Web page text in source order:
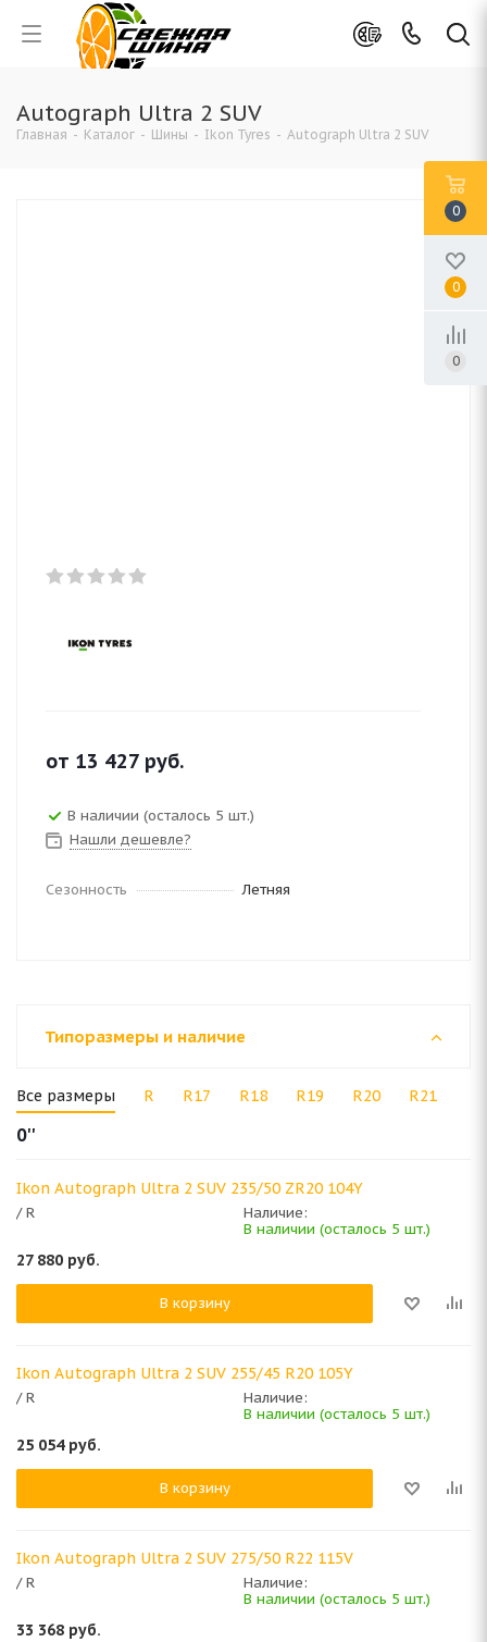
Autograph Ultra 2 SUV
Главная - Каталог - Шины - Ikon Tyres - Autograph Ultra 2 SUV
от 13 427 руб.
В наличии (осталось 5 шт.)
Нашли дешевле?
Сезонность Летняя
Типоразмеры и наличие
Все размеры R R17 R18 R19 R20 R21
0''
Ikon Autograph Ultra 2 SUV 235/50 ZR20 104Y
/ R
Наличие:
В наличии (осталось 5 шт.)
27 880 руб.
В корзину
Ikon Autograph Ultra 2 SUV 255/45 R20 105Y
/ R
Наличие:
В наличии (осталось 5 шт.)
25 054руб.
В корзину
Ikon Autograph Ultra 2 SUV 275/50 R22 115V
/ R
Наличие:
В наличии (осталось 5 шт.)
33 368 руб.
0
0
0